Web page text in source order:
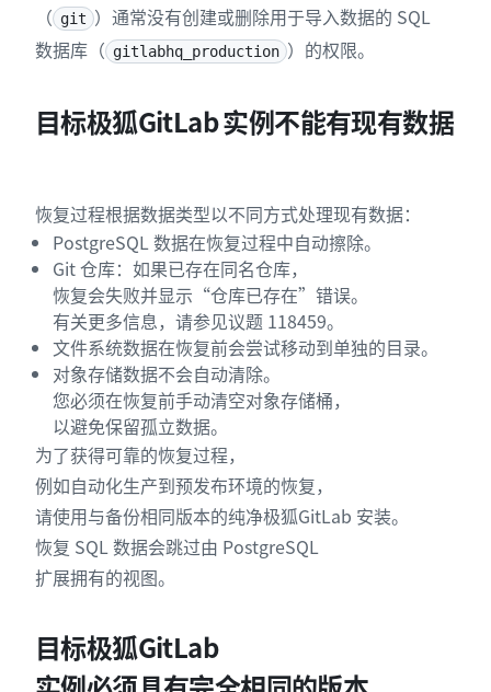
（ git ）通常没有创建或删除用于导入数据的 SQL
数据库（ gitlabhq_production ）的权限。
目标极狐GitLab 实例不能有现有数据
恢复过程根据数据类型以不同方式处理现有数据：
PostgreSQL 数据在恢复过程中自动擦除。
Git 仓库：如果已存在同名仓库，
恢复会失败并显示“仓库已存在”错误。
有关更多信息，请参见议题 118459。
文件系统数据在恢复前会尝试移动到单独的目录。
对象存储数据不会自动清除。
您必须在恢复前手动清空对象存储桶，
以避免保留孤立数据。
为了获得可靠的恢复过程，
例如自动化生产到预发布环境的恢复，
请使用与备份相同版本的纯净极狐GitLab 安装。
恢复 SQL 数据会跳过由 PostgreSQL
扩展拥有的视图。
目标极狐GitLab